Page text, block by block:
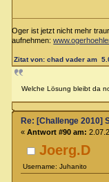
Oger ist jetzt nicht mehr
aufnehmen:
Zitat von: chad vader am
Welche Lösung bleibt da
Joerg.D
Username: Juhanito
Re: [Challenge 2010]
« Antwort #90 am: